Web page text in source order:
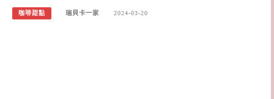
咖啡甜點 瑞貝卡一家 2024-03-20